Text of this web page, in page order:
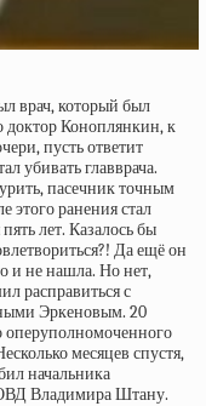
врач, который был
доктор Коноплянкин, к
пусть ответит
убивать главврача.
пасечник точным
этого ранения стал
лет. Казалось бы
Да ещё он
и не нашла. Но нет,
расправиться с
Эркеновым. 20
оперуполномоченного
месяцев спустя,
начальника
Владимира Штану.